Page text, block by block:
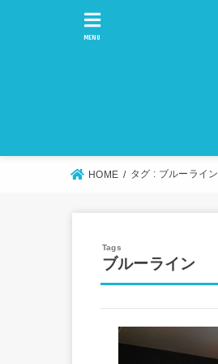
MENU
HOME タグ : ブルーライン
ブルーライン